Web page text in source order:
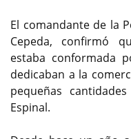
El comandante de la
Cepeda, confirmó
estaba conformada
dedicaban a la
pequeñas
Espinal.